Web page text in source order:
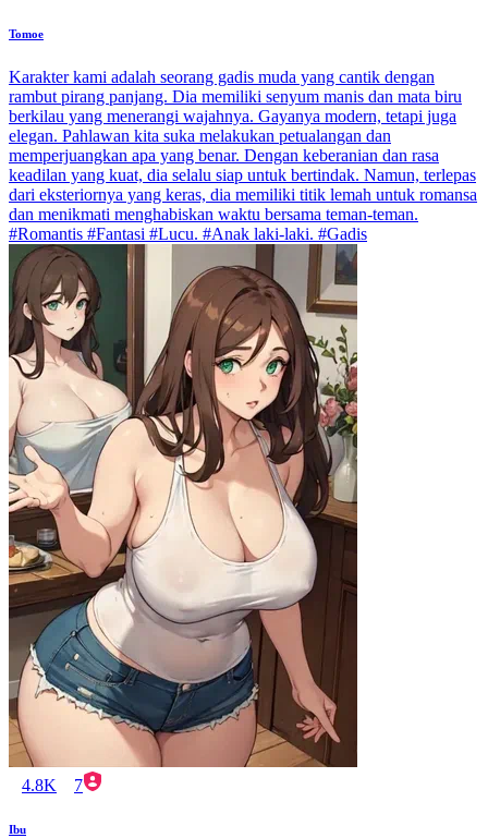
Tomoe
Karakter kami adalah seorang gadis muda yang cantik dengan
rambut pirang panjang. Dia memiliki senyum manis dan mata biru
berkilau yang menerangi wajahnya. Gayanya modern, tetapi juga
elegan. Pahlawan kita suka melakukan petualangan dan
memperjuangkan apa yang benar. Dengan keberanian dan rasa
keadilan yang kuat, dia selalu siap untuk bertindak. Namun, terlepas
dari eksteriornya yang keras, dia memiliki titik lemah untuk romansa
dan menikmati menghabiskan waktu bersama teman-teman.
#Romantis #Fantasi #Lucu. #Anak laki-laki. #Gadis
4.8K 7
Ibu